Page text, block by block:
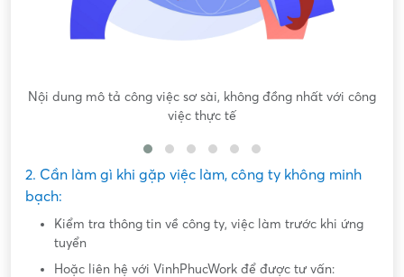
Nội dung mô tả công việc sơ sài, không đồng nhất với công
việc thực tế
2. Cần làm gì khi gặp việc làm, công ty không minh
bạch:
Kiểm tra thông tin về công ty, việc làm trước khi ứng
tuyển
Hoặc liên hệ với VinhPhucWork để được tư vấn: